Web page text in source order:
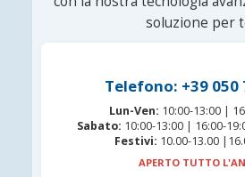
soluzione per
Telefono: +39 050
Lun-Ven: 10:00-13:00 |
Sabato: 10:00-13:00 | 16:00-
Festivi: 10.00-13.00
APERTO TUTTO